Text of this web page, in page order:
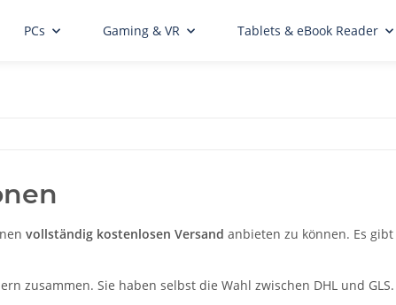
PCs Gaming & VR Tablets & eBook Reader
vollständig kostenlosen Versand anbieten zu können. Es
zusammen. Sie haben selbst die Wahl zwischen DHL und GLS.